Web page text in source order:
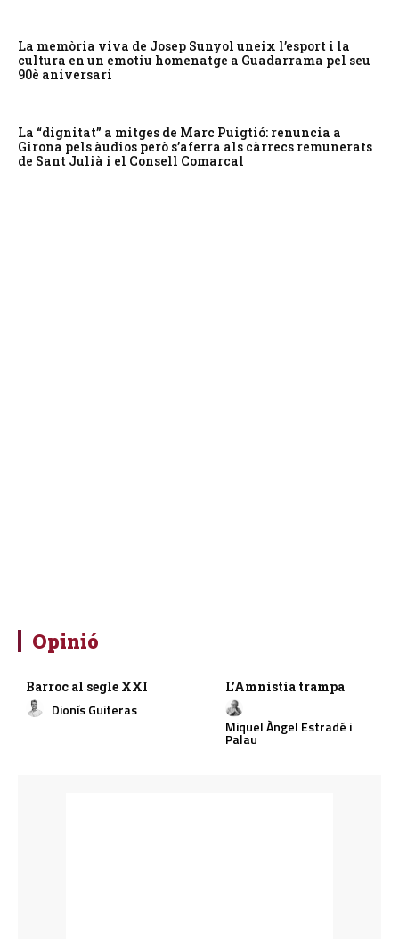
La memòria viva de Josep Sunyol uneix l’esport i la
cultura en un emotiu homenatge a Guadarrama pel seu
90è aniversari
La “dignitat” a mitges de Marc Puigtió: renuncia a
Girona pels àudios però s’aferra als càrrecs remunerats
de Sant Julià i el Consell Comarcal
Opinió
Barroc al segle XXI
Dionís Guiteras
L’Amnistia trampa
Miquel Àngel Estradé i
Palau